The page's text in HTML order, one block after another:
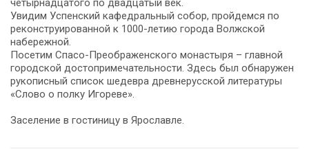
Увидим Успенский кафедральный собор, пройдемся по
реконструированной к 1000-летию города Волжской
набережной.
Посетим Спасо-Преображенского монастыря – главной
городской достопримечательности. Здесь был обнаружен
рукописный список шедевра древнерусской литературы
«Слово о полку Игореве».
Заселение в гостиницу в Ярославле.